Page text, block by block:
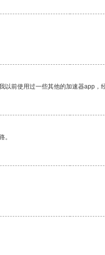
前使用过一些其他的加速器app，
。